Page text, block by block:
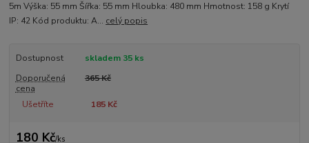
5m Výška: 55 mm Šířka: 55 mm Hloubka: 480 mm Hmotnost: 158 g Krytí
IP: 42 Kód produktu: A... celý popis
Dostupnost
skladem 35 ks
Doporučená
cena
365 Kč
Ušetříte 185 Kč
180 Kč/ks